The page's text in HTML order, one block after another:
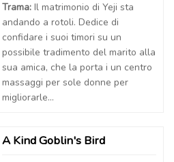
Trama: Il matrimonio di Yeji sta
andando a rotoli. Dedice di
confidare i suoi timori su un
possibile tradimento del marito alla
sua amica, che la porta i un centro
massaggi per sole donne per
migliorarle...
A Kind Goblin's Bird